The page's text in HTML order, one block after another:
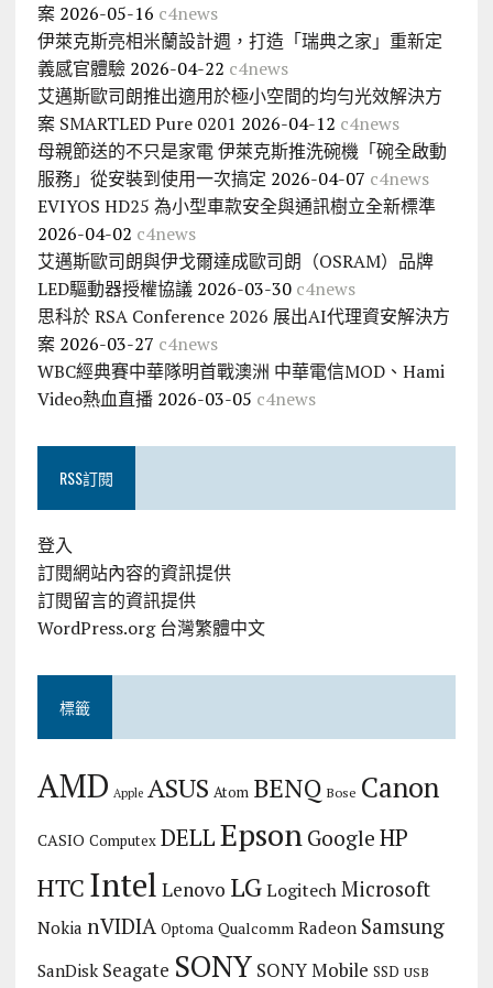
案 2026-05-16 c4news
伊萊克斯亮相米蘭設計週，打造「瑞典之家」重新定
義感官體驗 2026-04-22 c4news
艾邁斯歐司朗推出適用於極小空間的均勻光效解決方
案 SMARTLED Pure 0201 2026-04-12 c4news
母親節送的不只是家電 伊萊克斯推洗碗機「碗全啟動
服務」從安裝到使用一次搞定 2026-04-07 c4news
EVIYOS HD25 為小型車款安全與通訊樹立全新標準
2026-04-02 c4news
艾邁斯歐司朗與伊戈爾達成歐司朗（OSRAM）品牌
LED驅動器授權協議 2026-03-30 c4news
思科於 RSA Conference 2026 展出AI代理資安解決方
案 2026-03-27 c4news
WBC經典賽中華隊明首戰澳洲 中華電信MOD、Hami
Video熱血直播 2026-03-05 c4news
RSS訂閱
登入
訂閱網站內容的資訊提供
訂閱留言的資訊提供
WordPress.org 台灣繁體中文
標籤
AMD Apple ASUS Atom BENQ Bose Canon
CASIO Computex DELLEpson Google HP
HTC Intel Lenovo LG Logitech Microsoft
Nokia nVIDIA Optoma Qualcomm Radeon Samsung
SanDisk Seagate SONY SONY Mobile SSD USB